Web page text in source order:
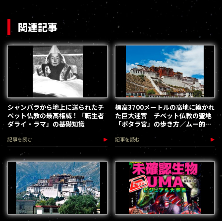
関連記事
シャンバラから地上に送られたチ
ベット仏教の最高権威！「転生者
ダライ・ラマ」の基礎知識
記事を読む
標高3700メートルの高地に築かれ
た巨大迷宮 チベット仏教の聖地
「ポタラ宮」の歩き方／ムー的地
球の歩き方
記事を読む